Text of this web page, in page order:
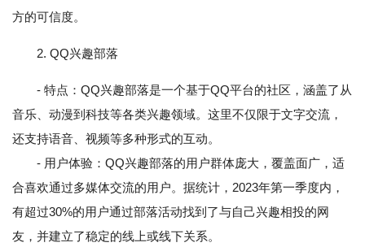
方的可信度。
2. QQ兴趣部落
- 特点：QQ兴趣部落是一个基于QQ平台的社区，涵盖了从
音乐、动漫到科技等各类兴趣领域。这里不仅限于文字交流，
还支持语音、视频等多种形式的互动。
- 用户体验：QQ兴趣部落的用户群体庞大，覆盖面广，适
合喜欢通过多媒体交流的用户。据统计，2023年第一季度内，
有超过30%的用户通过部落活动找到了与自己兴趣相投的网
友，并建立了稳定的线上或线下关系。